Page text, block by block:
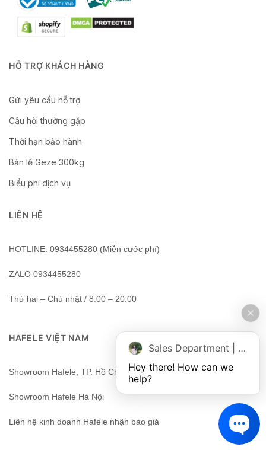
HỖ TRỢ KHÁCH HÀNG
Gửi yêu cầu hỗ trợ
Câu hỏi thường gặp
Thời hạn bảo hành
Bản lề Geze 300kg
Biểu phí dịch vụ
LIÊN HỆ
HOTLINE: 0934455280 (Miễn cước phí)
ZALO 0934455280
Thứ hai – Chủ nhật / 8:00 – 20:00
HAFELE VIỆT NAM
Showroom Hafele, TP. Hồ Chí Minh, Việt Nam
Showroom Hafele Hà Nội
Liên hệ kinh doanh Hafele nhận báo giá
Sales Department | Chat online
Hey there! How can we
help?